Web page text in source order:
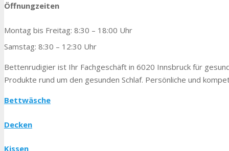
Öffnungzeiten
Montag bis Freitag: 8:30 – 18:00 Uhr
Samstag: 8:30 – 12:30 Uhr
Bettenrudigier ist Ihr Fachgeschäft in 6020 Innsbruck für
Produkte rund um den gesunden Schlaf. Persönliche und
Bettwäsche
Decken
Kissen